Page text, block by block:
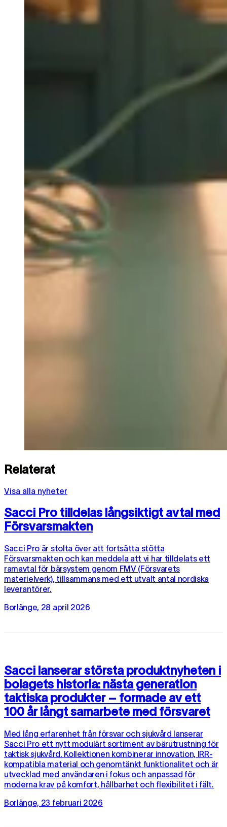
Relaterat
Visa alla nyheter
Sacci Pro tilldelas långsiktigt avtal med
Försvarsmakten
Sacci Pro är stolta över att fortsätta stötta
Försvarsmakten och kan meddela att vi har tilldelats ett
ramavtal för bärsystem genom FMV (Försvarets
materielverk), tillsammans med ett utvalt antal nordiska
leverantörer.
Borlänge, 28 april 2026
Sacci lanserar största produktnyheten i
bolagets historia: nästa generation
taktiska produkter – formade av ett
100 år långt samarbete med försvaret
Med lång erfarenhet från försvar och sjukvård lanserar
Sacci Pro ett nytt modulärt sortiment av bärutrustning för
taktisk sjukvård. Kollektionen kombinerar innovation, IRR-
kompatibla material och genomtänkt funktionalitet och är
utvecklad med användaren i fokus och anpassad för
moderna krav på komfort, hållbarhet och flexibilitet i fält.
Borlänge, 23 februari 2026